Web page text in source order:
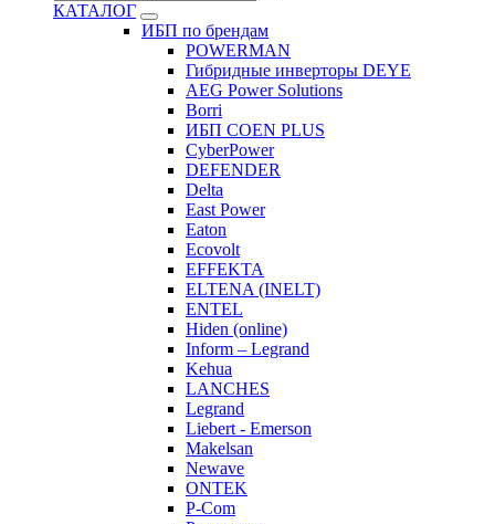
КАТАЛОГ
ИБП по брендам
POWERMAN
Гибридные инверторы DEYE
AEG Power Solutions
Borri
ИБП COEN PLUS
CyberPower
DEFENDER
Delta
East Power
Eaton
Ecovolt
EFFEKTA
ELTENA (INELT)
ENTEL
Hiden (online)
Inform – Legrand
Kehua
LANCHES
Legrand
Liebert - Emerson
Makelsan
Newave
ONTEK
P-Com